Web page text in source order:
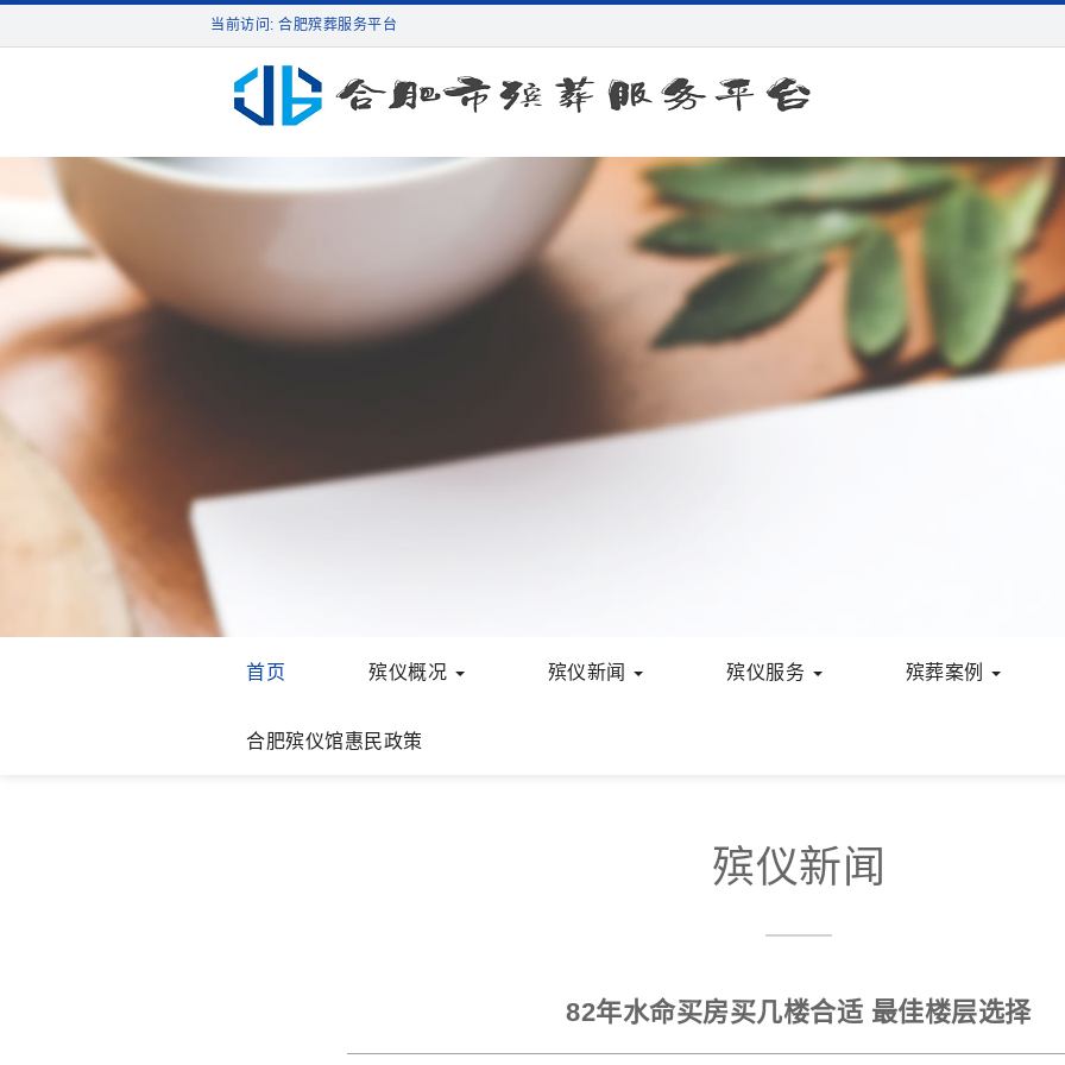
当前访问: 合肥殡葬服务平台
首页 殡仪概况 殡仪新闻 殡仪服务 殡葬案例
合肥殡仪馆惠民政策
殡仪新闻
82年水命买房买几楼合适 最佳楼层选择